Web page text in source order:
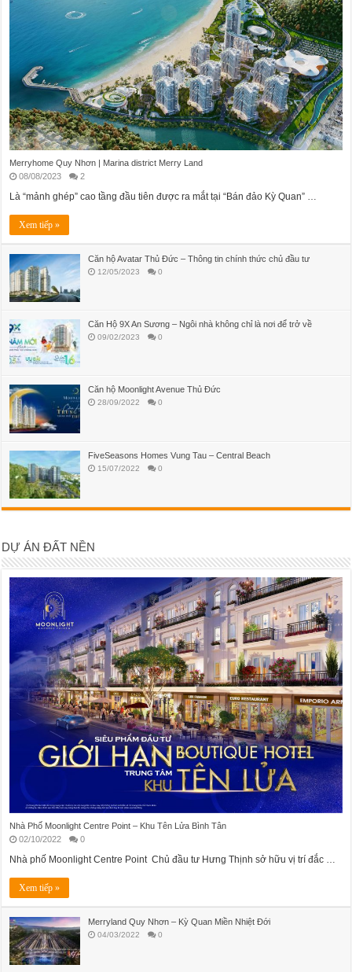
Merryhome Quy Nhơn | Marina district Merry Land
08/08/2023
2
Là “mảnh ghép” cao tầng đầu tiên được ra mắt tại “Bán đảo Kỳ Quan” …
Xem tiếp »
Căn hộ Avatar Thủ Đức – Thông tin chính thức chủ đầu tư
12/05/2023 0
Căn Hộ 9X An Sương – Ngôi nhà không chỉ là nơi để trở về
09/02/2023 0
Căn hộ Moonlight Avenue Thủ Đức
28/09/2022 0
FiveSeasons Homes Vung Tau – Central Beach
15/07/2022 0
DỰ ÁN ĐẤT NỀN
Nhà Phố Moonlight Centre Point – Khu Tên Lửa Bình Tân
02/10/2022
0
Nhà phố Moonlight Centre Point Chủ đầu tư Hưng Thịnh sở hữu vị trí đắc …
Xem tiếp »
Merryland Quy Nhơn – Kỳ Quan Miền Nhiệt Đới
04/03/2022 0